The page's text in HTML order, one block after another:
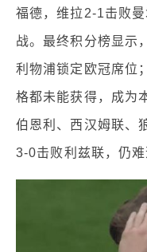
福德，维拉2-1击败
战。最终积分榜显示
利物浦锁定欧冠席位
格都未能获得，成为
伯恩利、西汉姆联、
3-0击败利兹联，仍难